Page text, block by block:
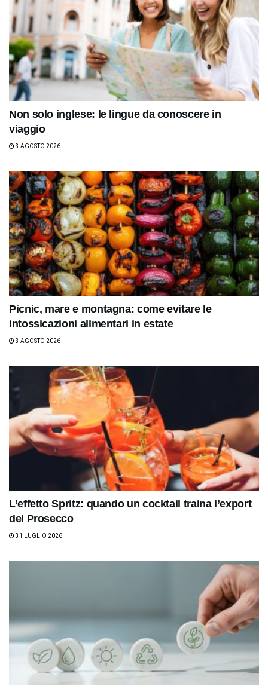
Non solo inglese: le lingue da conoscere in
viaggio
3 AGOSTO 2026
Picnic, mare e montagna: come evitare le
intossicazioni alimentari in estate
3 AGOSTO 2026
L’effetto Spritz: quando un cocktail traina l’export
del Prosecco
31 LUGLIO 2026